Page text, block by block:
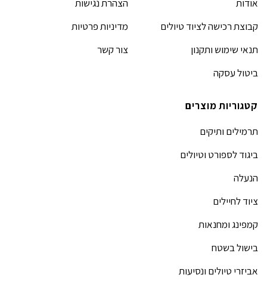
אודות
קבוצת רכישה לציוד טיולים
תנאי שימוש ותקנון
ביטול עסקה
הצהרת נגישות
מדיניות פרטיות
צור קשר
קטגוריות מוצרים
תרמילים ותיקים
ביגוד לספורט וטיולים
הנעלה
ציוד לחיילים
קמפינג ומחנאות
בישול בשטח
אביזרי טיולים ונסיעות